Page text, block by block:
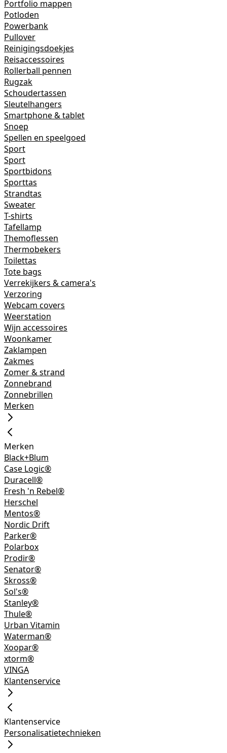
Portfolio mappen
Potloden
Powerbank
Pullover
Reinigingsdoekjes
Reisaccessoires
Rollerball pennen
Rugzak
Schoudertassen
Sleutelhangers
Smartphone & tablet
Snoep
Spellen en speelgoed
Sport
Sport
Sportbidons
Sporttas
Strandtas
Sweater
T-shirts
Tafellamp
Themoflessen
Thermobekers
Toilettas
Tote bags
Verrekijkers & camera's
Verzoring
Webcam covers
Weerstation
Wijn accessoires
Woonkamer
Zaklampen
Zakmes
Zomer & strand
Zonnebrand
Zonnebrillen
Merken
Merken
Black+Blum
Case Logic®
Duracell®
Fresh 'n Rebel®
Herschel
Mentos®
Nordic Drift
Parker®
Polarbox
Prodir®
Senator®
Skross®
Sol's®
Stanley®
Thule®
Urban Vitamin
Waterman®
Xoopar®
xtorm®
VINGA
Klantenservice
Klantenservice
Personalisatietechnieken